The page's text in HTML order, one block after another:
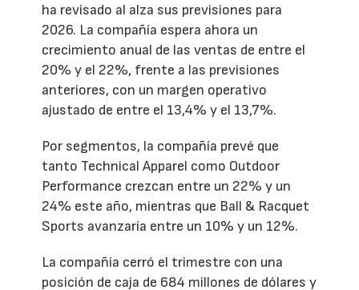
ha revisado al alza sus previsiones para
2026. La compañía espera ahora un
crecimiento anual de las ventas de entre el
20% y el 22%, frente a las previsiones
anteriores, con un margen operativo
ajustado de entre el 13,4% y el 13,7%.
Por segmentos, la compañía prevé que
tanto Technical Apparel como Outdoor
Performance crezcan entre un 22% y un
24% este año, mientras que Ball & Racquet
Sports avanzaría entre un 10% y un 12%.
La compañía cerró el trimestre con una
posición de caja de 684 millones de dólares y